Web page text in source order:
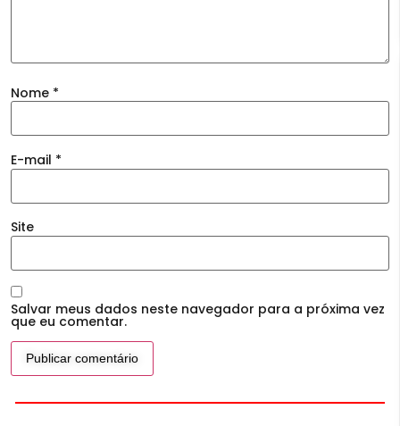
Nome *
E-mail *
Site
Salvar meus dados neste navegador para a próxima vez
que eu comentar.